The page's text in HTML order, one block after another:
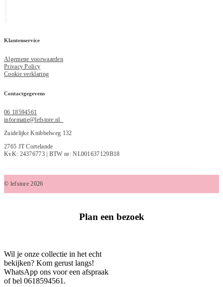
Klantenservice
Algemene voorwaarden
Privacy Policy
Cookie verklaring
Contactgegevens
06 18594561
informatie@lefstore.nl
Zuidelijke Knibbelweg 132
2765 JT Cortelande
KvK: 24376773 | BTW nr: NL001637129B18
© lefstore 2026
Plan een bezoek
Wil je onze collectie in het echt
bekijken? Kom gerust langs!
WhatsApp ons voor een afspraak
of bel 0618594561.